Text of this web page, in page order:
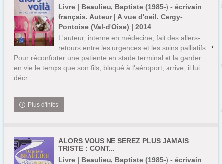
Livre | Beaulieu, Baptiste (1985-) - écrivain
français. Auteur | A vue d'oeil. Cergy-
Pontoise (Val-d'Oise) | 2014
L'auteur, interne en médecine, fait des allers-
retours entre les urgences et les soins palliatifs.
Pour réconforter une patiente en stade terminal et la garder
en vie le temps que son fils, bloqué à l'aéroport, arrive, il lui
décr...
Plus d'infos
ALORS VOUS NE SEREZ PLUS JAMAIS
TRISTE : CONT...
Livre | Beaulieu, Baptiste (1985-) - écrivain